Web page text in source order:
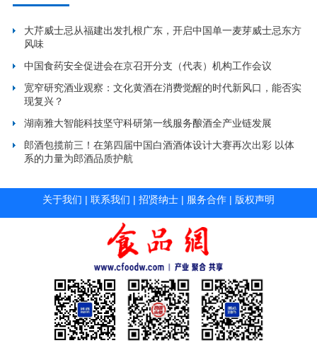
大芹威士忌从福建出发扎根广东，开启中国单一麦芽威士忌东方
风味
中国食药安全促进会在京召开分支（代表）机构工作会议
宽窄研究酒业观察：文化黄酒在消费觉醒的时代新风口，能否实
现复兴？
湖南雅大智能科技坚守科研第一线服务酿酒全产业链发展
郎酒包揽前三！在第四届中国白酒酒体设计大赛再次出彩 以体
系的力量为郎酒品质护航
关于我们 | 联系我们 | 招贤纳士 | 服务合作 | 版权声明